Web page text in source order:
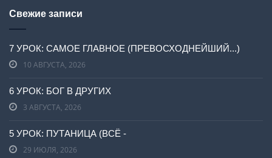
Свежие записи
7 УРОК: САМОЕ ГЛАВНОЕ (ПРЕВОСХОДНЕЙШИЙ...)
10 АВГУСТА, 2026
6 УРОК: БОГ В ДРУГИХ
3 АВГУСТА, 2026
5 УРОК: ПУТАНИЦА (ВСЁ -
29 ИЮЛЯ, 2026